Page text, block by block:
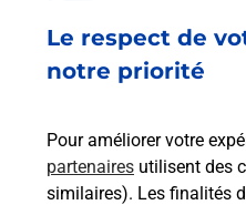
Le respect de
notre priorité
Pour améliorer votre
partenaires utilisent des
similaires). Les finalités